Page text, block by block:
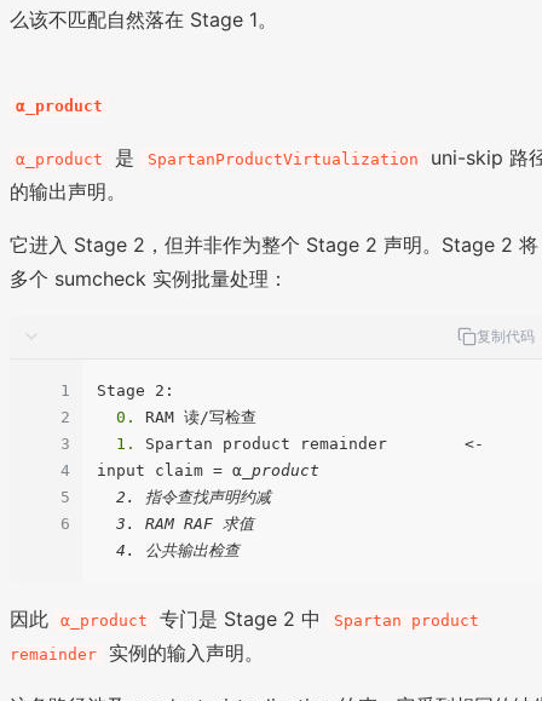
么该不匹配自然落在 Stage 1。
α_product
α_product 是 SpartanProductVirtualization
uni-skip 路
的输出声明。
它进入 Stage 2，但并非作为整个 Stage 2 声明。Stage 2 将
多个 sumcheck 实例批量处理：
复制代码
1
2
3
4
5
6
  0.
  1.
Spartan product remainder        <-
input claim = α _product
因此 α_product 专门是 Stage 2 中
Spartan product
remainder
实例的输入声明。